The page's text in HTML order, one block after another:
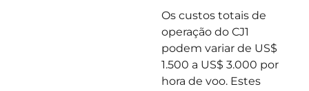
Os custos totais de
operação do CJ1
podem variar de US$
1.500 a US$ 3.000 por
hora de voo. Estes